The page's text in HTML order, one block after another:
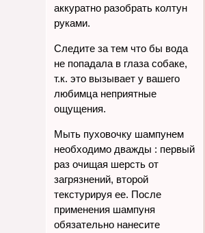
аккуратно разобрать колтун
руками.
Следите за тем что бы вода
не попадала в глаза собаке,
т.к. это вызывает у вашего
любимца неприятные
ощущения.
Мыть пуховочку шампунем
необходимо дважды : первый
раз очищая шерсть от
загрязнений, второй
текстурируя ее. После
применения шампуня
обязательно нанесите